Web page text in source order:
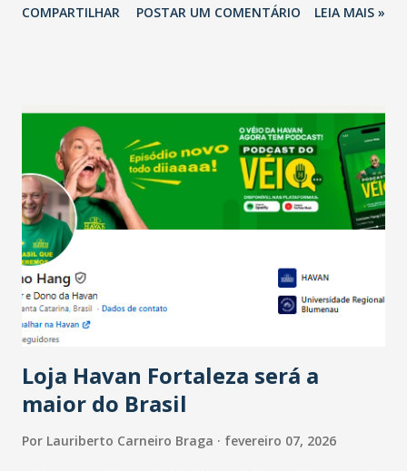
relação ao último trimestre deste ano, 56% também
confraternizações de fim de ano e pelo pagamento do 13º
Salário para um número maior de trabalhadores, já que o
país tem a menor taxa de desemprego dos anos recentes.
Ainda segundo a Pesquisa, em novembro de 2025, 40% dos
bares e restaurantes operaram com lucro e outros 40%
registraram equilíbrio financeiro. Já o percentual de
estabelecimentos no prejuízo ficou em 19%, pouco abaixo
do observado no mês anterior. Outros 1% não existiam em
novembro. Em relação a outubro, o faturamento também
COMPARTILHAR POSTAR UM COMENTÁRIO LEIA MAIS »
Loja Havan Fortaleza será a
maior do Brasil
Por Lauriberto Carneiro Braga fevereiro 07, 2026